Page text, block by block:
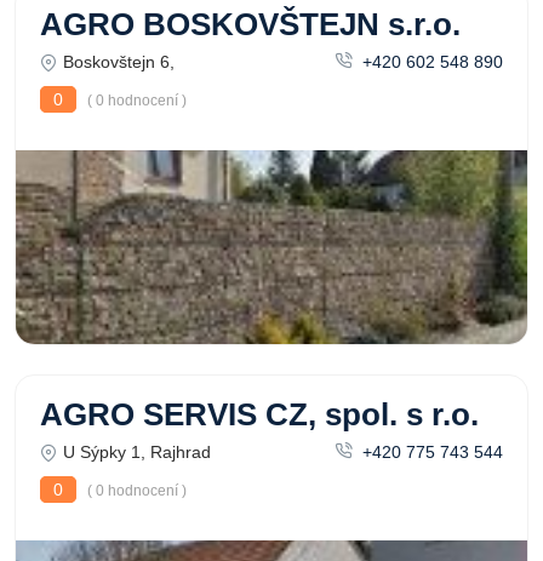
AGRO BOSKOVŠTEJN s.r.o.
Boskovštejn 6,
+420 602 548 890
0
( 0 hodnocení )
AGRO SERVIS CZ, spol. s r.o.
U Sýpky 1, Rajhrad
+420 775 743 544
0
( 0 hodnocení )